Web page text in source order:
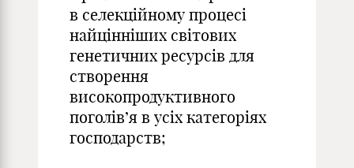
в селекційному процесі
найцінніших світових
генетичних ресурсів для
створення
високопродуктивного
поголів’я в усіх категоріях
господарств;